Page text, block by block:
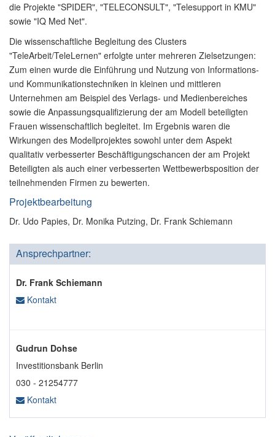
die Projekte "SPIDER", "TELECONSULT", "Telesupport in KMU"
sowie "IQ Med Net".
Die wissenschaftliche Begleitung des Clusters
"TeleArbeit/TeleLernen" erfolgte unter mehreren Zielsetzungen:
Zum einen wurde die Einführung und Nutzung von Informations-
und Kommunikationstechniken in kleinen und mittleren
Unternehmen am Beispiel des Verlags- und Medienbereiches
sowie die Anpassungsqualifizierung der am Modell beteiligten
Frauen wissenschaftlich begleitet. Im Ergebnis waren die
Wirkungen des Modellprojektes sowohl unter dem Aspekt
qualitativ verbesserter Beschäftigungschancen der am Projekt
Beteiligten als auch einer verbesserten Wettbewerbsposition der
teilnehmenden Firmen zu bewerten.
Projektbearbeitung
Dr. Udo Papies, Dr. Monika Putzing, Dr. Frank Schiemann
Ansprechpartner:
Dr. Frank Schiemann
Kontakt
Gudrun Dohse
Investitionsbank Berlin
030 - 21254777
Kontakt